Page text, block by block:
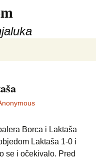
Borca i Laktaša
Laktaša 1-0 i
se i očekivalo. Pred